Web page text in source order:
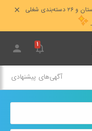
۱
آگهی‌های پیشنهادی